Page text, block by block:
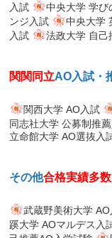
入試
中央大学 学び
ンジ入試
中央大学
入試
法政大学 自己
関関同立AO入試・
関西大学 AO入試
同志社大学 公募制推
立命館大学 AO選抜入
その他合格実績多数
武蔵野美術大学
蹊大学 AOマルデス入